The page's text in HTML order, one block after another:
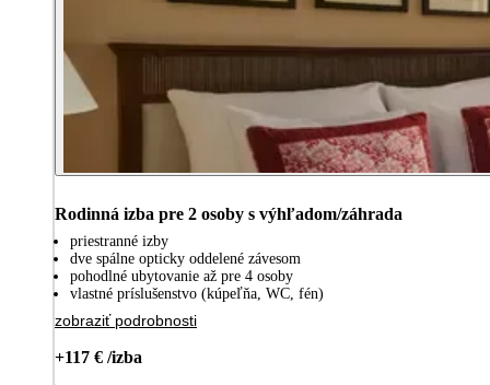
Rodinná izba pre 2 osoby s výhľadom/záhrada
priestranné izby
dve spálne opticky oddelené závesom
pohodlné ubytovanie až pre 4 osoby
vlastné príslušenstvo (kúpeľňa, WC, fén)
zobraziť podrobnosti
+117 € /izba